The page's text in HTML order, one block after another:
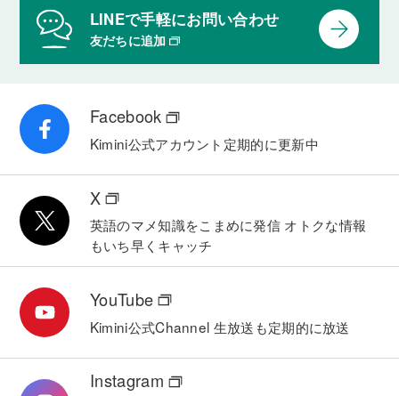
LINEで手軽にお問い合わせ
友だちに追加
Facebook
Kimini公式アカウント 定期的に更新中
X
英語のマメ知識をこまめに発信 オトクな情報
もいち早くキャッチ
YouTube
Kimini公式Channel 生放送も定期的に放送
Instagram